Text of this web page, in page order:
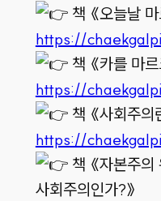
책 《오늘날
https://
책 《카를 마
https://
책 《사회주의
https://
책 《자본주의
사회주의인가?》